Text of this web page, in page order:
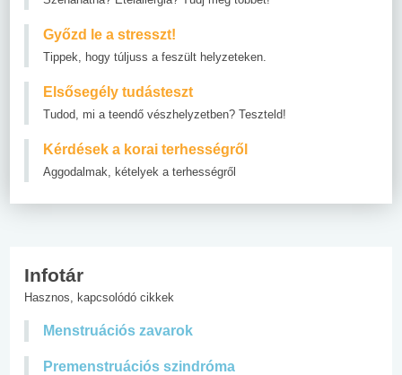
Győzd le a stresszt!
Tippek, hogy túljuss a feszült helyzeteken.
Elsősegély tudásteszt
Tudod, mi a teendő vészhelyzetben? Teszteld!
Kérdések a korai terhességről
Aggodalmak, kételyek a terhességről
Infotár
Hasznos, kapcsolódó cikkek
Menstruációs zavarok
Premenstruációs szindróma